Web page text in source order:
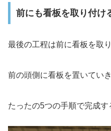
前にも看板を取り付け
最後の工程は前に看板を取
前の頭側に看板を置いてい
たったの5つの手順で完成す